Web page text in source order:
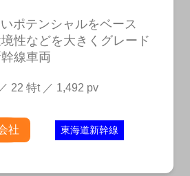
ポテンシャルをベース
性などを大きくグレード
線車両
22 特t ／ 1,492 pv
社 東海道新幹線